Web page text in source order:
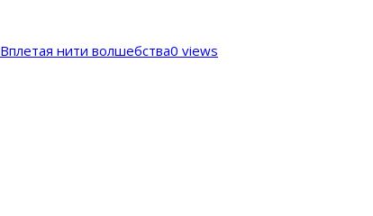
Вплетая нити волшебства0 views